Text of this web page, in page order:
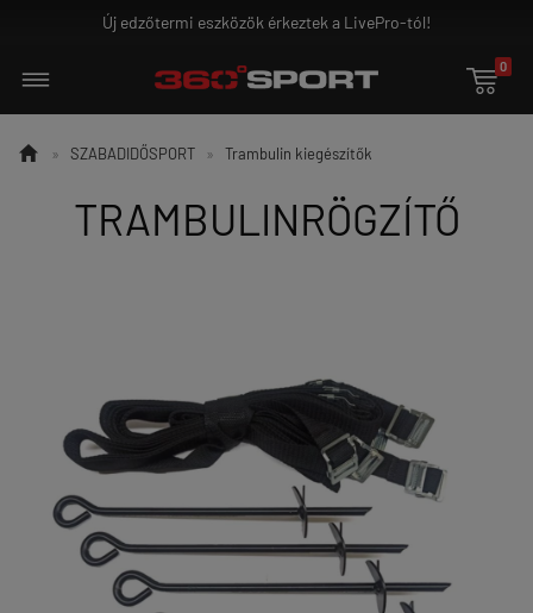
Új edzőtermi eszközök érkeztek a LivePro-tól!

0
 » SZABADIDŐSPORT » Trambulin kiegészítők
TRAMBULINRÖGZÍTŐ